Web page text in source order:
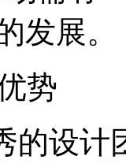
发展。
势
设计